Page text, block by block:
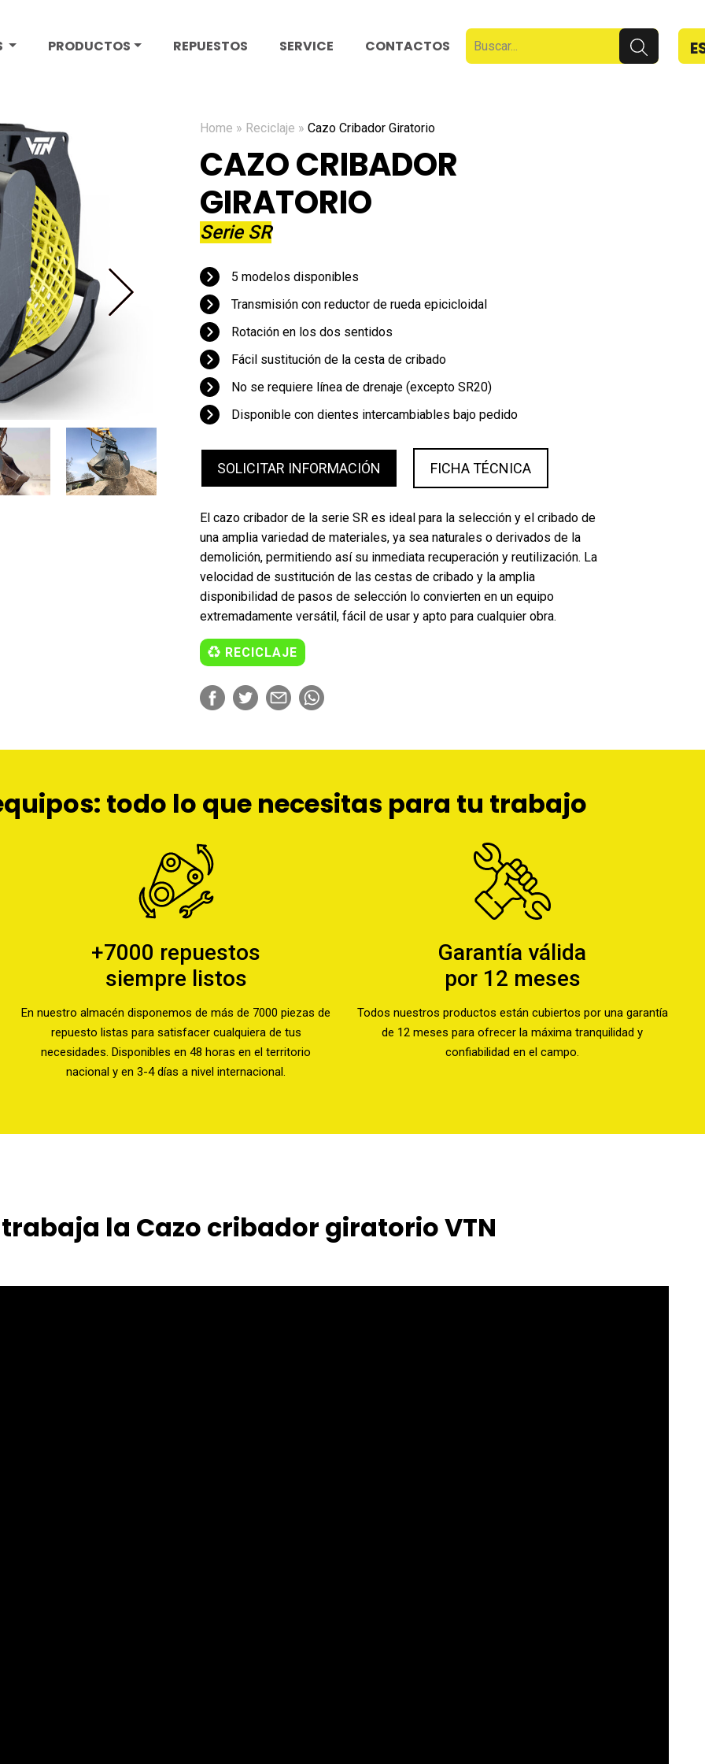
PRODUCTOS REPUESTOS SERVICE CONTACTOS
Home » Reciclaje » Cazo Cribador Giratorio
CAZO CRIBADOR
GIRATORIO
Serie SR
5 modelos disponibles
Transmisión con reductor de rueda epicicloidal
Rotación en los dos sentidos
Fácil sustitución de la cesta de cribado
No se requiere línea de drenaje (excepto SR20)
Disponible con dientes intercambiables bajo pedido
SOLICITAR INFORMACIÓN FICHA TÉCNICA
El cazo cribador de la serie SR es ideal para la selección y el cribado de
una amplia variedad de materiales, ya sea naturales o derivados de la
demolición, permitiendo así su inmediata recuperación y reutilización. La
velocidad de sustitución de las cestas de cribado y la amplia
disponibilidad de pasos de selección lo convierten en un equipo
extremadamente versátil, fácil de usar y apto para cualquier obra.
RECICLAJE
todo lo que necesitas para tu trabajo
+7000 repuestos
siempre listos
En nuestro almacén disponemos de más de 7000 piezas de
repuesto listas para satisfacer cualquiera de tus
necesidades. Disponibles en 48 horas en el territorio
nacional y en 3-4 días a nivel internacional.
Garantía válida
por 12 meses
Todos nuestros productos están cubiertos por una garantía
de 12 meses para ofrecer la máxima tranquilidad y
confiabilidad en el campo.
la Cazo cribador giratorio VTN